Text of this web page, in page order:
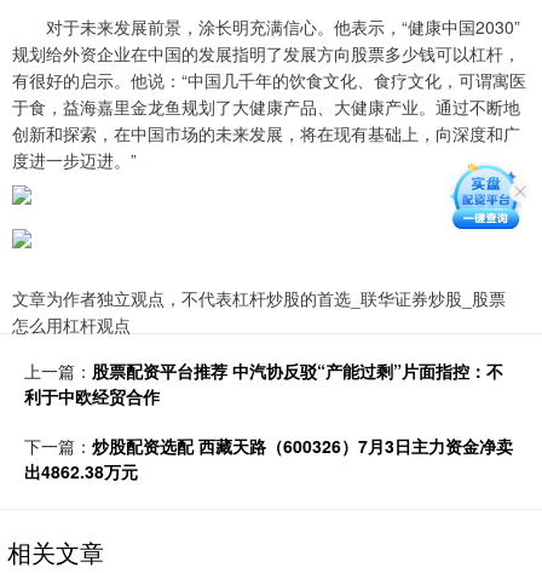
对于未来发展前景，涂长明充满信心。他表示，“健康中国2030”
规划给外资企业在中国的发展指明了发展方向股票多少钱可以杠杆，
有很好的启示。他说：“中国几千年的饮食文化、食疗文化，可谓寓医
于食，益海嘉里金龙鱼规划了大健康产品、大健康产业。通过不断地
创新和探索，在中国市场的未来发展，将在现有基础上，向深度和广
度进一步迈进。”
文章为作者独立观点，不代表杠杆炒股的首选_联华证券炒股_股票
怎么用杠杆观点
上一篇： 股票配资平台推荐 中汽协反驳“产能过剩”片面指控：不
利于中欧经贸合作
下一篇： 炒股配资选配 西藏天路（600326）7月3日主力资金净卖
出4862.38万元
相关文章